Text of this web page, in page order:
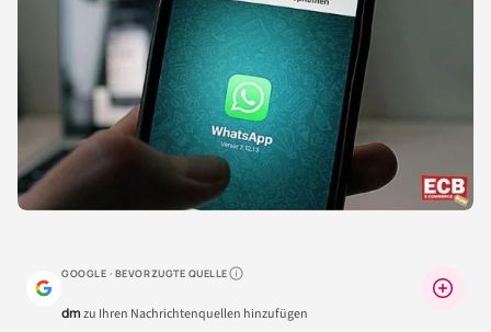
GOOGLE · BEVORZUGTE QUELLEWarum lohnt sich das?
dmzu Ihren Nachrichtenquellen hinzufügen